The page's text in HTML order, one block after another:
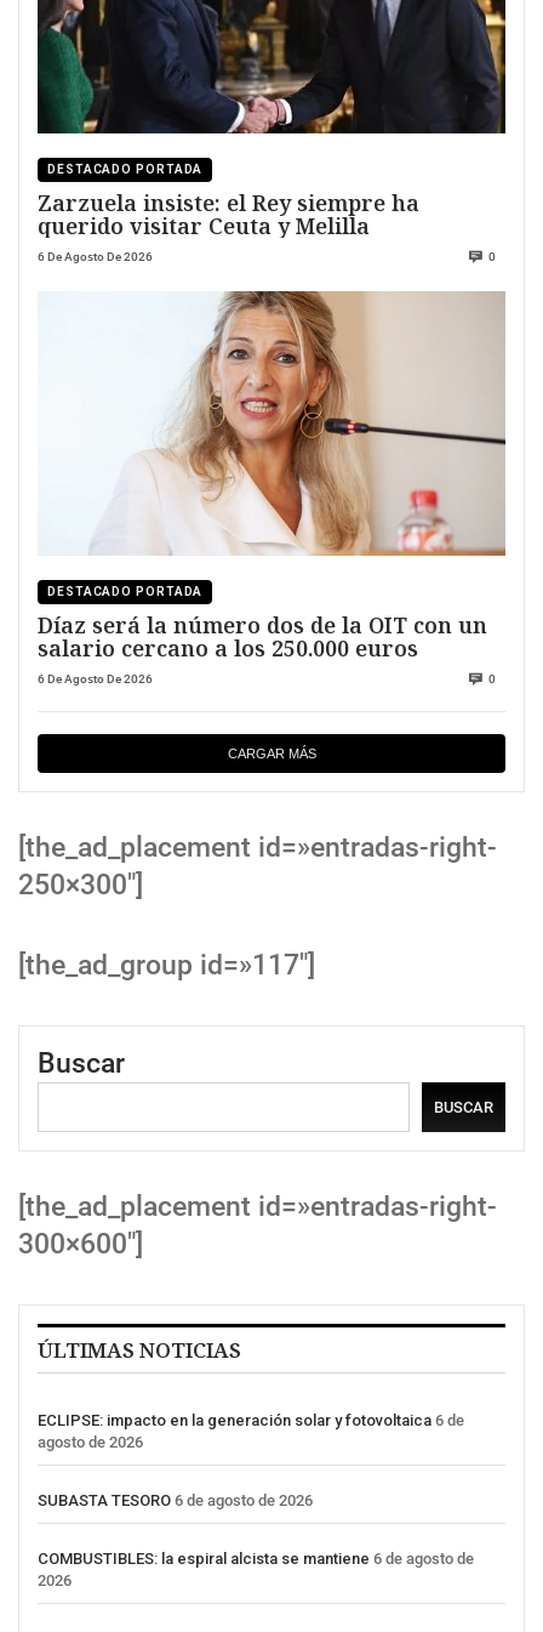
DESTACADO PORTADA
Zarzuela insiste: el Rey siempre ha
querido visitar Ceuta y Melilla
6 De Agosto De 2026 0
DESTACADO PORTADA
Díaz será la número dos de la OIT con un
salario cercano a los 250.000 euros
6 De Agosto De 2026 0
CARGAR MÁS
[the_ad_placement id=»entradas-right-
250×300″]
[the_ad_group id=»117″]
Buscar
BUSCAR
[the_ad_placement id=»entradas-right-
300×600″]
ÚLTIMAS NOTICIAS
ECLIPSE: impacto en la generación solar y fotovoltaica 6 de
agosto de 2026
SUBASTA TESORO 6 de agosto de 2026
COMBUSTIBLES: la espiral alcista se mantiene 6 de agosto de
2026